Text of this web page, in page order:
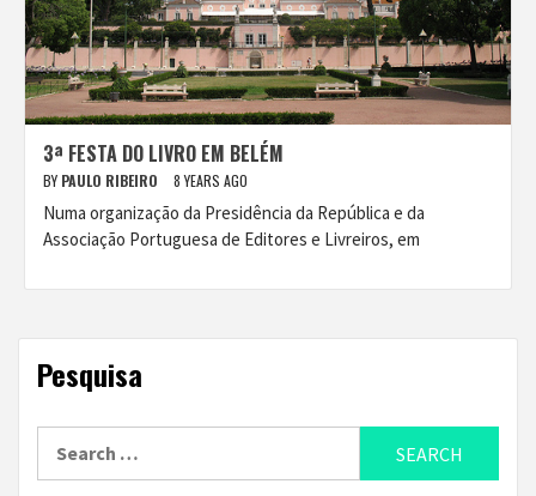
3ª FESTA DO LIVRO EM BELÉM
BY PAULO RIBEIRO 8 YEARS AGO
Numa organização da Presidência da República e da
Associação Portuguesa de Editores e Livreiros, em
Pesquisa